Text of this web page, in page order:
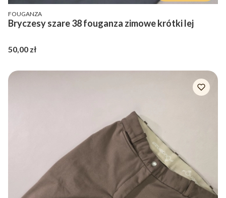
PRODUCENT
FOUGANZA
Bryczesy szare 38 fouganza zimowe krótki lej
Cena
50,00 zł